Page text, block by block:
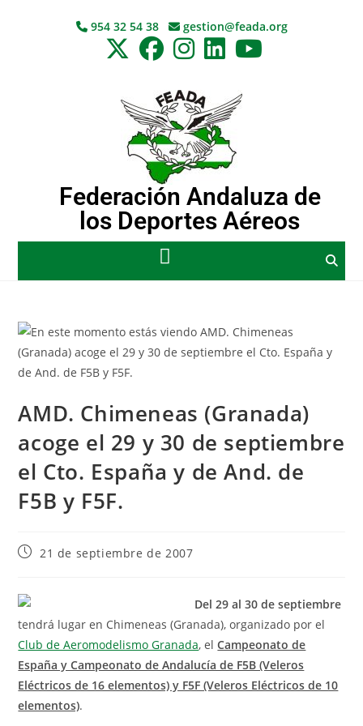
954 32 54 38 gestion@feada.org
Federación Andaluza de
los Deportes Aéreos
AMD. Chimeneas (Granada)
acoge el 29 y 30 de septiembre
el Cto. España y de And. de
F5B y F5F.
21 de septiembre de 2007
Del 29 al 30 de septiembre
tendrá lugar en Chimeneas (Granada), organizado por el
Club de Aeromodelismo Granada, elCampeonato de
España y Campeonato de Andalucía de F5B (Veleros
Eléctricos de 16 elementos) y F5F (Veleros Eléctricos de 10
elementos).